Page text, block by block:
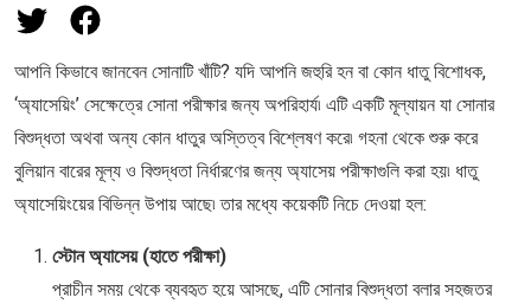
আপনি কিভাবে জানবেন সোনাটি খাঁটি? যদি আপনি জহুরি হন বা কোন ধাতু বিশোধক,
‘অ্যাসেয়িং’ সেক্ষেত্রে সোনা পরীক্ষার জন্য অপরিহার্য৷ এটি একটি মূল্যায়ন যা সোনার
বিশুদ্ধতা অথবা অন্য কোন ধাতুর অস্তিত্ব বিশ্লেষণ করে৷ গহনা থেকে শুরু করে
বুলিয়ান বারের মূল্য ও বিশুদ্ধতা নির্ধারণের জন্য অ্যাসেয় পরীক্ষাগুলি করা হয়৷ ধাতু
অ্যাসেয়িংয়ের বিভিন্ন উপায় আছে৷ তার মধ্যে কয়েকটি নিচে দেওয়া হল:
স্টোন অ্যাসেয় (হাতে পরীক্ষা)
প্রাচীন সময় থেকে ব্যবহৃত হয়ে আসছে, এটি সোনার বিশুদ্ধতা বলার সহজতর